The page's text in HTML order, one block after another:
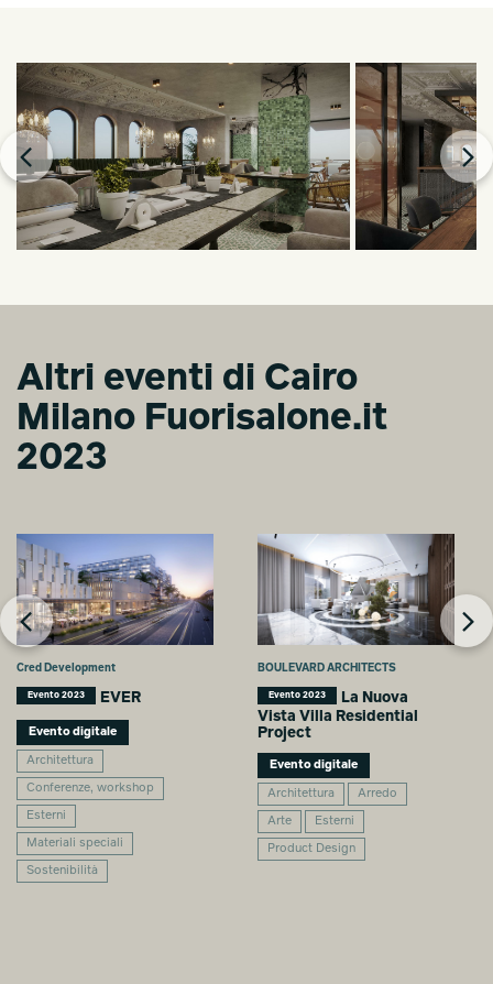
Altri eventi di Cairo
Milano Fuorisalone.it
2023
Cred Development
Evento 2023 EVER
Evento digitale
Architettura
Conferenze, workshop
Esterni
Materiali speciali
Sostenibilità
BOULEVARD ARCHITECTS
Evento 2023
La Nuova
Vista Villa Residential
Project
Evento digitale
Architettura Arredo
Arte Esterni
Product Design